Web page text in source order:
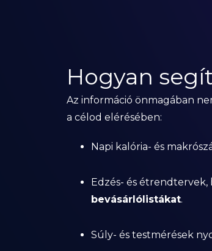
Hogyan
Az információ önmagában
a célod elérésében:
Napi kalória- és
Edzés- és étrendtervek,
bevásárlólistákat.
Súly- és testmérések